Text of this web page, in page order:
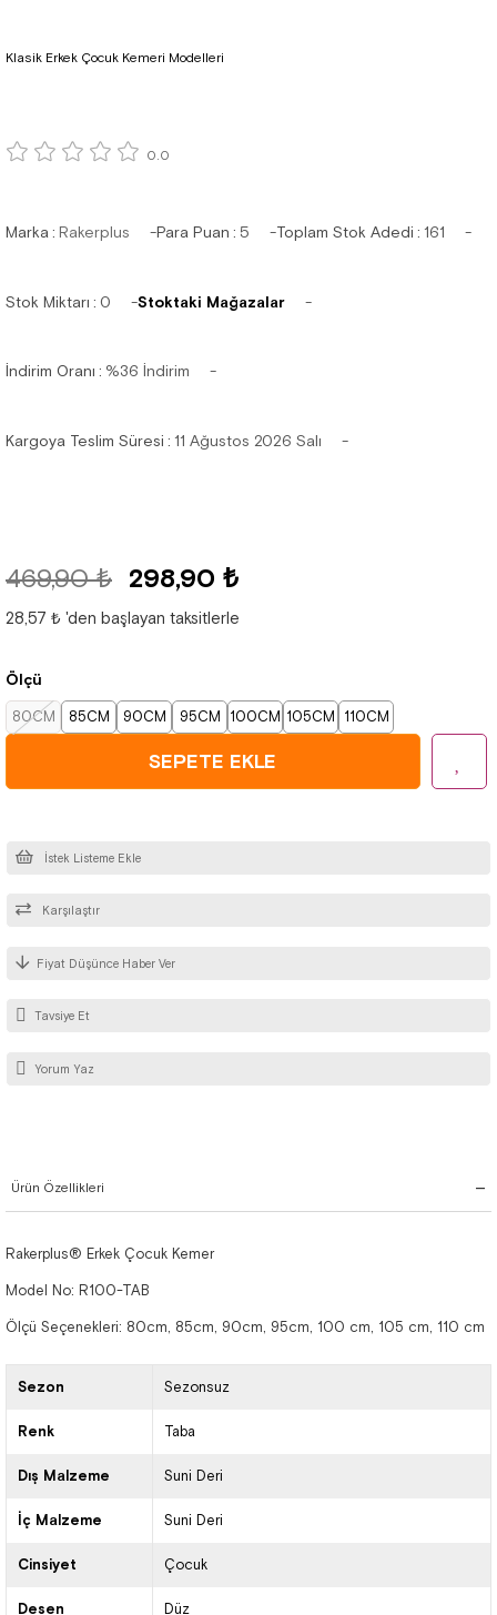
Klasik Erkek Çocuk Kemeri Modelleri
0.0
Marka: Rakerplus Para Puan : 5 Toplam Stok Adedi : 161
Stok Miktarı : 0 Stoktaki Mağazalar
İndirim Oranı : %36 İndirim
Kargoya Teslim Süresi : 11 Ağustos 2026 Salı
469,90 ₺ 298,90 ₺
28,57 ₺ 'den başlayan taksitlerle
Ölçü
80CM 85CM 90CM 95CM 100CM 105CM 110CM
İstek Listeme Ekle
Karşılaştır
Fiyat Düşünce Haber Ver
Tavsiye Et
Yorum Yaz
Ürün Özellikleri
Rakerplus® Erkek Çocuk Kemer
Model No: R100-TAB
Ölçü Seçenekleri: 80cm, 85cm, 90cm, 95cm, 100 cm, 105 cm, 110 cm
Sezon Sezonsuz
Renk Taba
Dış Malzeme Suni Deri
İç Malzeme Suni Deri
Cinsiyet Çocuk
Desen Düz